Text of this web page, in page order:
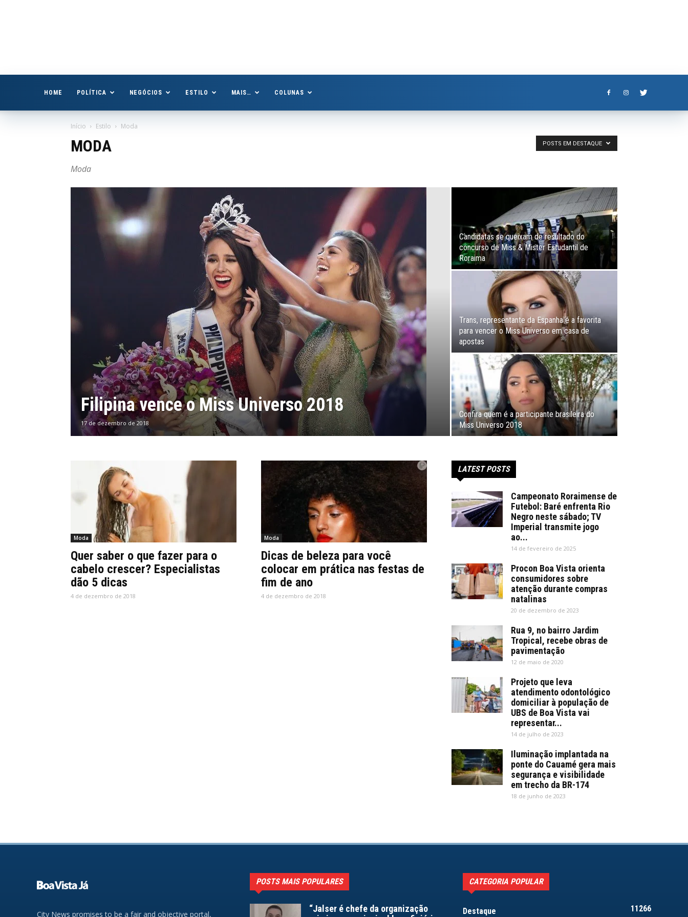
HOME POLÍTICA NEGÓCIOS ESTILO MAIS… COLUNAS
Início Estilo Moda
MODA
Moda
POSTS EM DESTAQUE
Filipina vence o Miss Universo 2018
17 de dezembro de 2018
Candidatas se queixam de resultado do
concurso de Miss & Mister Estudantil de
Roraima
Trans, representante da Espanha é a favorita
para vencer o Miss Universo em casa de
apostas
Confira quem é a participante brasileira do
Miss Universo 2018
Moda
Quer saber o que fazer para o
cabelo crescer? Especialistas
dão 5 dicas
4 de dezembro de 2018
Moda
Dicas de beleza para você
colocar em prática nas festas de
fim de ano
4 de dezembro de 2018
LATEST POSTS
Campeonato Roraimense de
Futebol: Baré enfrenta Rio
Negro neste sábado; TV
Imperial transmite jogo
ao...
14 de fevereiro de 2025
Procon Boa Vista orienta
consumidores sobre
atenção durante compras
natalinas
20 de dezembro de 2023
Rua 9, no bairro Jardim
Tropical, recebe obras de
pavimentação
12 de maio de 2020
Projeto que leva
atendimento odontológico
domiciliar à população de
UBS de Boa Vista vai
representar...
14 de julho de 2023
Iluminação implantada na
ponte do Cauamé gera mais
segurança e visibilidade
em trecho da BR-174
18 de junho de 2023
City News promises to be a fair and objective portal,
POSTS MAIS POPULARES
“Jalser é chefe da organização
CATEGORIA POPULAR
Destaque 11266